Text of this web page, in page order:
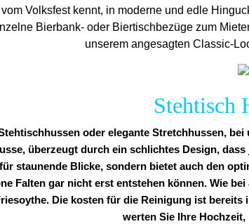
Volksfest kennt, in moderne und edle
Bierbank- oder Biertischbezüge zum
unserem angesagten Classic-
Stehtisch
oder elegante Stretchhussen,
überzeugt durch ein schlichtes Design,
staunende Blicke, sondern bietet auch den
Falten gar nicht erst entstehen können. Wie
Die kosten für die Reinigung ist
werten Sie Ihre